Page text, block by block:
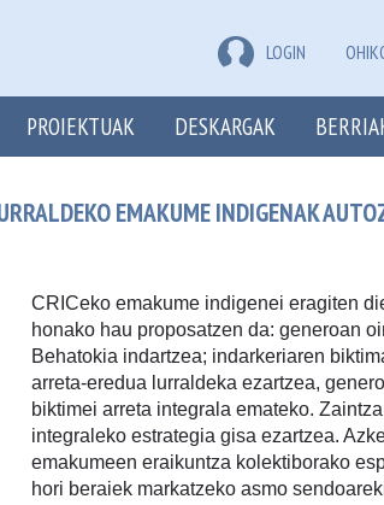
LOGIN
PROIEKTUAK DESKARGAK
EMAKUME INDIGENAK
CRICeko emakume indigenei eragiten
honako hau proposatzen da: generoan
Behatokia indartzea; indarkeriaren
arreta-eredua lurraldeka ezartzea,
biktimei arreta integrala emateko.
integraleko estrategia gisa ezartzea.
emakumeen eraikuntza kolektiborako
hori beraiek markatzeko asmo